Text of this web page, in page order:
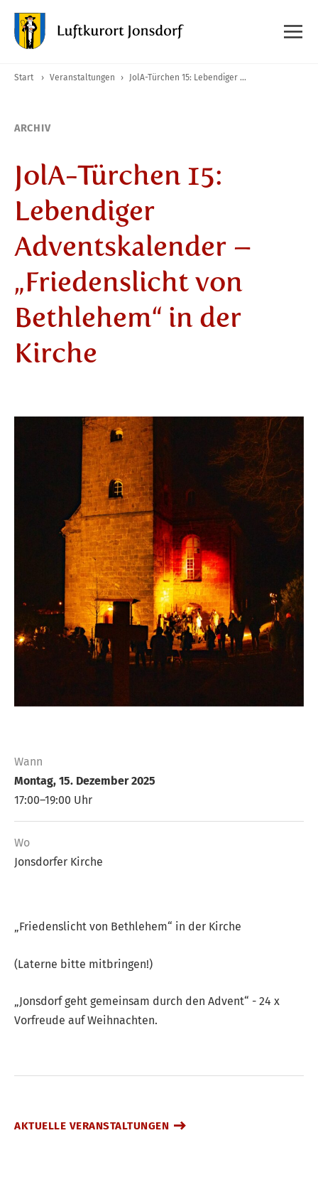
Start › Veranstaltungen › JolA-Türchen 15: Lebendiger Adventskalender – „Friedenslicht von Bethlehem“ in der Kirche
ARCHIV
JolA-Türchen 15:
Lebendiger
Adventskalender –
„Friedenslicht von
Bethlehem“ in der
Kirche
Wann
Montag, 15. Dezember 2025
17:00–19:00 Uhr
Wo
Jonsdorfer Kirche
„Friedenslicht von Bethlehem“ in der Kirche
(Laterne bitte mitbringen!)
„Jonsdorf geht gemeinsam durch den Advent“ - 24 x
Vorfreude auf Weihnachten.
AKTUELLE VERANSTALTUNGEN